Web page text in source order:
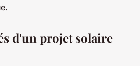
d'un projet solaire